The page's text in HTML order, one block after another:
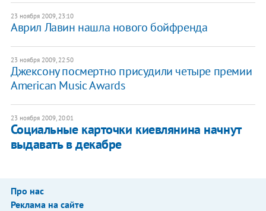
23 ноября 2009, 23:10
Аврил Лавин нашла нового бойфренда
23 ноября 2009, 22:50
Джексону посмертно присудили четыре премии
American Music Awards
23 ноября 2009, 20:01
Социальные карточки киевлянина начнут
выдавать в декабре
Про нас
Реклама на сайте